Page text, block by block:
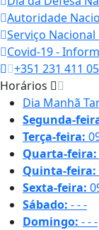
Autoridade
Serviço Nacional
Covid-19 -
+351 231 411
Horários
Dia Manhã
Segunda-
Terça-feira:
Quarta-feira:
Quinta-feira:
Sexta-feira:
Sábado: ---
Domingo: ---